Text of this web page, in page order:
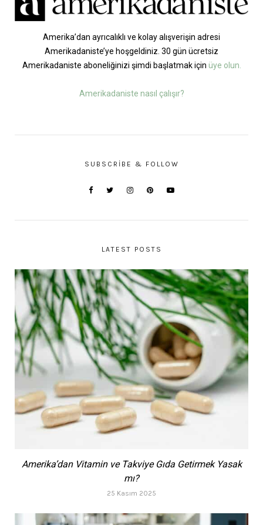
Amerika’dan ayrıcalıklı ve kolay alışverişin adresi
Amerikadaniste’ye hoşgeldiniz. 30 gün ücretsiz
Amerikadaniste aboneliğinizi şimdi başlatmak için üye olun.
Amerikadaniste nasıl çalışır?
SUBSCRIBE & FOLLOW
LATEST POSTS
Amerika’dan Vitamin ve Takviye Gıda Getirmek Yasak
mı?
25 Kasım 2025